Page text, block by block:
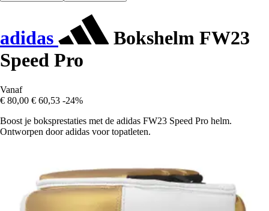
adidas
Bokshelm FW23
Speed Pro
Vanaf
€ 80,00 € 60,53 -24%
Boost je boksprestaties met de adidas FW23 Speed Pro helm.
Ontworpen door adidas voor topatleten.